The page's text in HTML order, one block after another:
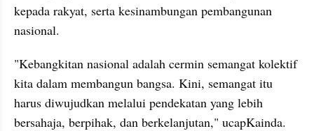
kepada rakyat, serta kesinambungan pembangunan
nasional.
"Kebangkitan nasional adalah cermin semangat kolektif
kita dalam membangun bangsa. Kini, semangat itu
harus diwujudkan melalui pendekatan yang lebih
bersahaja, berpihak, dan berkelanjutan," ucapKainda.